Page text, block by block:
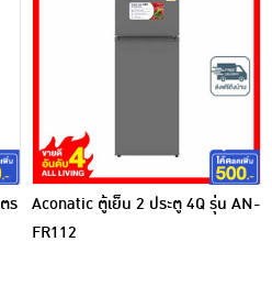
ร
Aconatic ตู้เย็น 2 ประตู 4Q รุ่น AN-
FR112